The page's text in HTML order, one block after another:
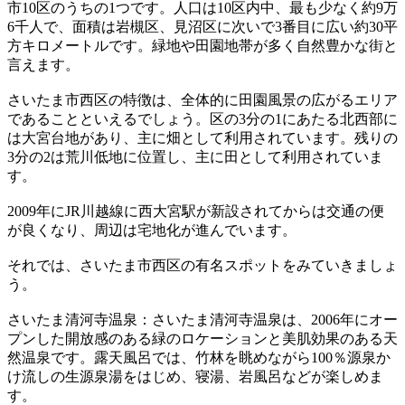
市10区のうちの1つです。人口は10区内中、最も少なく約9万
6千人で、面積は岩槻区、見沼区に次いで3番目に広い約30平
方キロメートルです。緑地や田園地帯が多く自然豊かな街と
言えます。
さいたま市西区の特徴は、全体的に田園風景の広がるエリア
であることといえるでしょう。区の3分の1にあたる北西部に
は大宮台地があり、主に畑として利用されています。残りの
3分の2は荒川低地に位置し、主に田として利用されていま
す。
2009年にJR川越線に西大宮駅が新設されてからは交通の便
が良くなり、周辺は宅地化が進んでいます。
それでは、さいたま市西区の有名スポットをみていきましょ
う。
さいたま清河寺温泉：さいたま清河寺温泉は、2006年にオー
プンした開放感のある緑のロケーションと美肌効果のある天
然温泉です。露天風呂では、竹林を眺めながら100％源泉か
け流しの生源泉湯をはじめ、寝湯、岩風呂などが楽しめま
す。